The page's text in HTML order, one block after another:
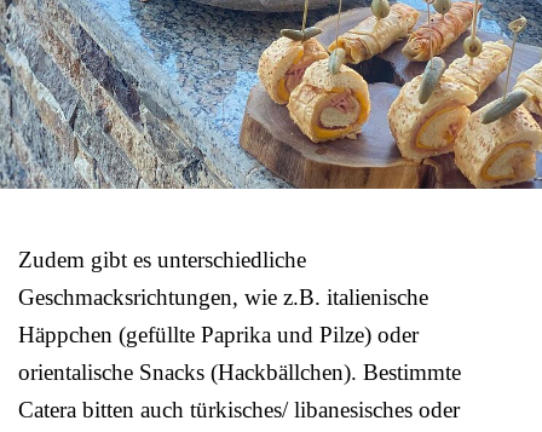
Zudem gibt es unterschiedliche
Geschmacksrichtungen, wie z.B. italienische
Häppchen (gefüllte Paprika und Pilze) oder
orientalische Snacks (Hackbällchen). Bestimmte
Catera bitten auch türkisches/ libanesisches oder